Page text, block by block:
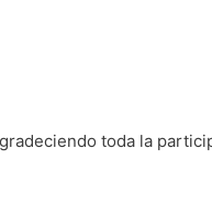
toda la